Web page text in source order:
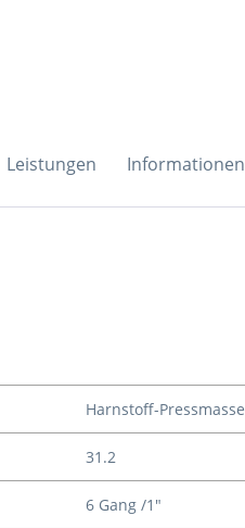
Leistungen Informationen
Harnstoff-Pressmasse
31.2
6 Gang /1"